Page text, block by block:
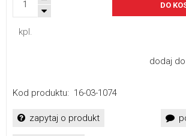
kpl.
DO
dodaj
Kod produktu: 16-03-1074
zapytaj o produkt